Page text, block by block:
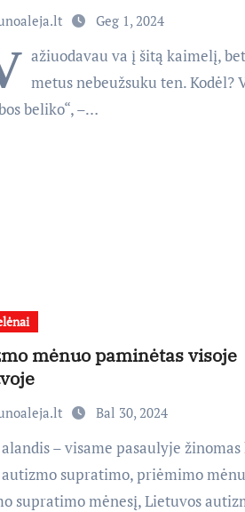
Geg 1, 2024
ažiuodavau va į šitą kaimelį,
metus nebeužsuku ten. Kodėl?
beliko“, –…
mėnuo paminėtas visoje
Bal 30, 2024
alandis – visame pasaulyje žinomas
autizmo supratimo, priėmimo
supratimo mėnesį, Lietuvos